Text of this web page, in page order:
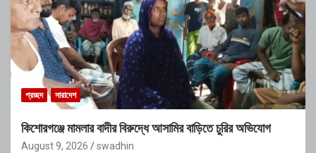
প্রচ্ছদ সারাদেশ
কিশোরগঞ্জে মামলার বাদীর বিরুদ্ধে আসামির বাড়িতে চুরির অভিযোগ
August 9, 2026 swadhin